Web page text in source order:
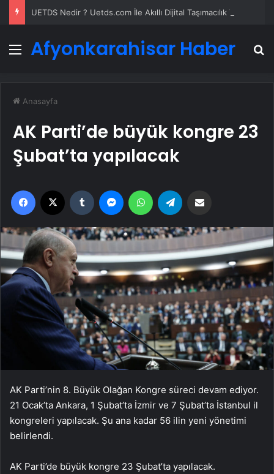
Menü
Afyonkarahisar Haber
Anasayfa
AK Parti’de büyük kongre 23
Şubat’ta yapılacak
Facebook Tumblr MessengerWhatsApp
AK Parti’nin 8. Büyük Olağan Kongre süreci devam ediyor.
21 Ocak’ta Ankara, 1 Şubat’ta İzmir ve 7 Şubat’ta İstanbul il
kongreleri yapılacak. Şu ana kadar 56 ilin yeni yönetimi
belirlendi.
AK Parti’de büyük kongre 23 Şubat’ta yapılacak.